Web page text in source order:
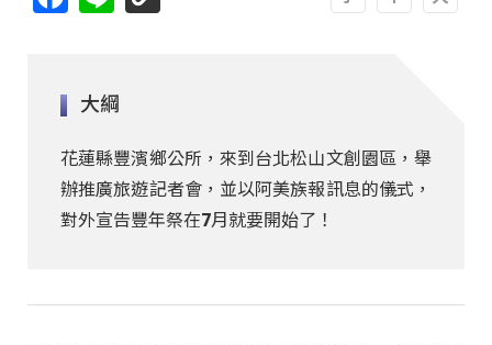
大綱
花蓮縣豐濱鄉公所，來到台北松山文創園區，舉
辦推廣旅遊記者會，並以阿美族報訊息的儀式，
對外宣告豐年祭在7月就要開始了！